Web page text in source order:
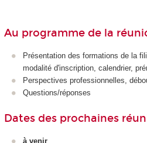
Au programme de la
Présentation des formations de la
modalité d'inscription, calendrier,
Perspectives professionnelles,
Questions/réponses
Dates des prochaines
à venir